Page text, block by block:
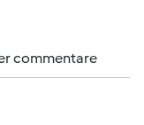
commentare